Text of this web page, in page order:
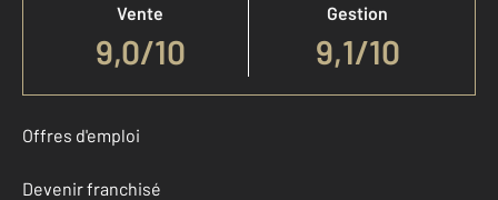
Vente
9,0/10
Gestion
9,1/10
Offres d'emploi
Devenir franchisé